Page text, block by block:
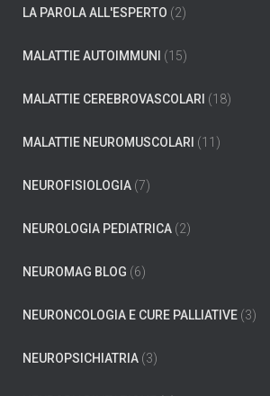
LA PAROLA ALL'ESPERTO (2)
MALATTIE AUTOIMMUNI (15)
MALATTIE CEREBROVASCOLARI (18)
MALATTIE NEUROMUSCOLARI (11)
NEUROFISIOLOGIA (7)
NEUROLOGIA PEDIATRICA (2)
NEUROMAG BLOG (6)
NEURONCOLOGIA E CURE PALLIATIVE (3)
NEUROPSICHIATRIA (3)